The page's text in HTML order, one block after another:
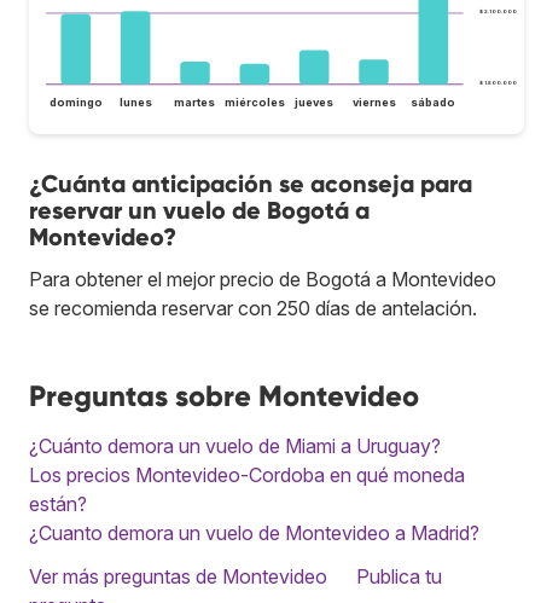
$ 1.800.000
$ 2.100.000
domingo lunes martes miércoles jueves viernes sábado
¿Cuánta anticipación se aconseja para
reservar un vuelo de Bogotá a
Montevideo?
Para obtener el mejor precio de Bogotá a Montevideo
se recomienda reservar con 250 días de antelación.
Preguntas sobre Montevideo
¿Cuánto demora un vuelo de Miami a Uruguay?
Los precios Montevideo-Cordoba en qué moneda
están?
¿Cuanto demora un vuelo de Montevideo a Madrid?
Ver más preguntas de Montevideo
Publica tu